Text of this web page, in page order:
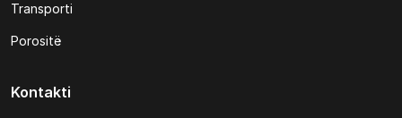
Transporti
Porositë
Kontakti